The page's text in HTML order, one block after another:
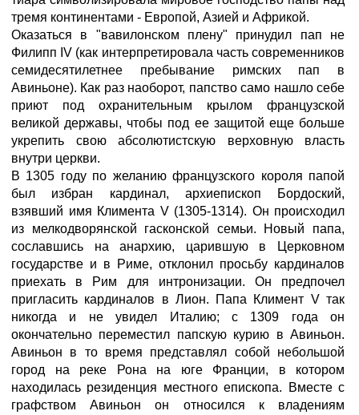
тремя континентами - Европой, Азией и Африкой.
Оказаться в "вавилонском плену" принудил пап не
Филипп IV (как интерпретировала часть современников
семидесятилетнее пребывание римских пап в
Авиньоне). Как раз наоборот, папство само нашло себе
приют под охранительным крылом французской
великой державы, чтобы под ее защитой еще больше
укрепить свою абсолютистскую верховную власть
внутри церкви.
В 1305 году по желанию французского короля папой
был избран кардинал, архиепископ Бордоский,
взявший имя Климента V (1305-1314). Он происходил
из мелкодворянской гасконской семьи. Новый папа,
сославшись на анархию, царившую в Церковном
государстве и в Риме, отклонил просьбу кардиналов
приехать в Рим для интронизации. Он предпочел
пригласить кардиналов в Лион. Папа Климент V так
никогда и не увидел Италию; с 1309 года он
окончательно переместил папскую курию в Авиньон.
Авиньон в то время представлял собой небольшой
город на реке Рона на юге Франции, в котором
находилась резиденция местного епископа. Вместе с
графством Авиньон он относился к владениям